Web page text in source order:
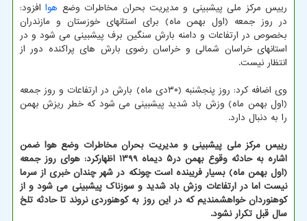
رییس مرکز ملی پیشبینی و مدیریت بحران مخاطرات وضع هواافزود:
در روز جمعه (اول بهمن ماه) برای استانهای خوزستان و مازندران
بخصوص در ارتفاعات و دامنه بارش سنگین برف پیشبینی می شود و در
استانهای خراسان شمالی و خراسان رضوی بارش های پراکنده دور از
انتظار نیست.
وی اضافه کرد: روز پنجشنبه (۳۰دی ماه) بارش در ارتفاعات و روز جمعه
(اول بهمن ماه) وزش باد شدید پیشبینی می شود که خطر ریزش بهمن
را به دنبال دارد.
رییس مرکز ملی پیشبینی و مدیریت بحران مخاطرات وضع هوا ضمن
اشاره به حادثه وقوع بهمن در۵ دیماه ۱۳۹۹ اظهارکرد: هوای روز جمعه
(اول بهمن ماه) بسیار فریبنده است چونکه در شهر چندان خبری از سرما
نیست اما در ارتفاعات وزش باد شدید و سوزناک پیشبینی می شود و از
کوهنوردان خواهشمندیم که در این روز به کوهنوردی نروند تا حادثه تلخ
سال قبل تکرار نشود.